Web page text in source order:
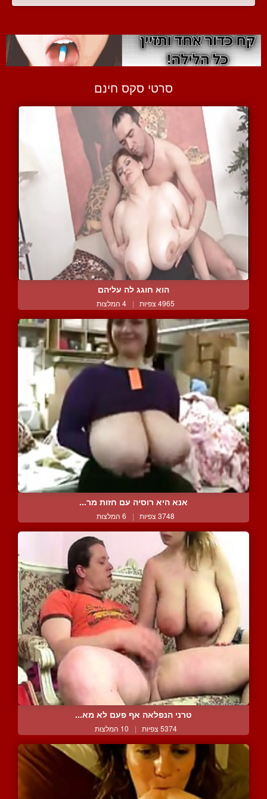
סרטי סקס חינם
הוא חוגג לה עליהם
4965 צפיות | 4 המלצות
אנא היא רוסיה עם חזות מר...
3748 צפיות | 6 המלצות
טרני הנפלאה אף פעם לא מא...
5374 צפיות | 10 המלצות